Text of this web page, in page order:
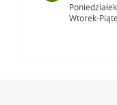
Wtorek-